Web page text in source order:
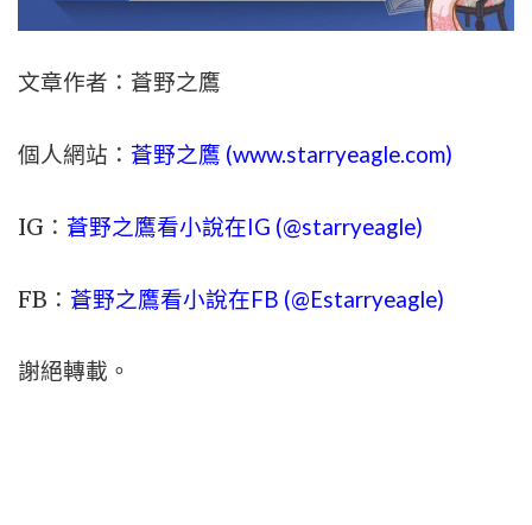
文章作者：蒼野之鷹
個人網站： 蒼野之鷹 (www.starryeagle.com)
IG： 蒼野之鷹看小說在IG (@starryeagle)
FB： 蒼野之鷹看小說在FB (@Estarryeagle)
謝絕轉載。